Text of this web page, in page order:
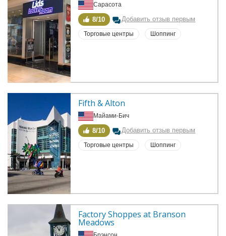
Сарасота
8/10 Добавить отзыв первым
Торговые центры Шоппинг
Fifth & Alton
Майами-Бич
8/10 Добавить отзыв первым
Торговые центры Шоппинг
Factory Shoppes at Branson
Meadows